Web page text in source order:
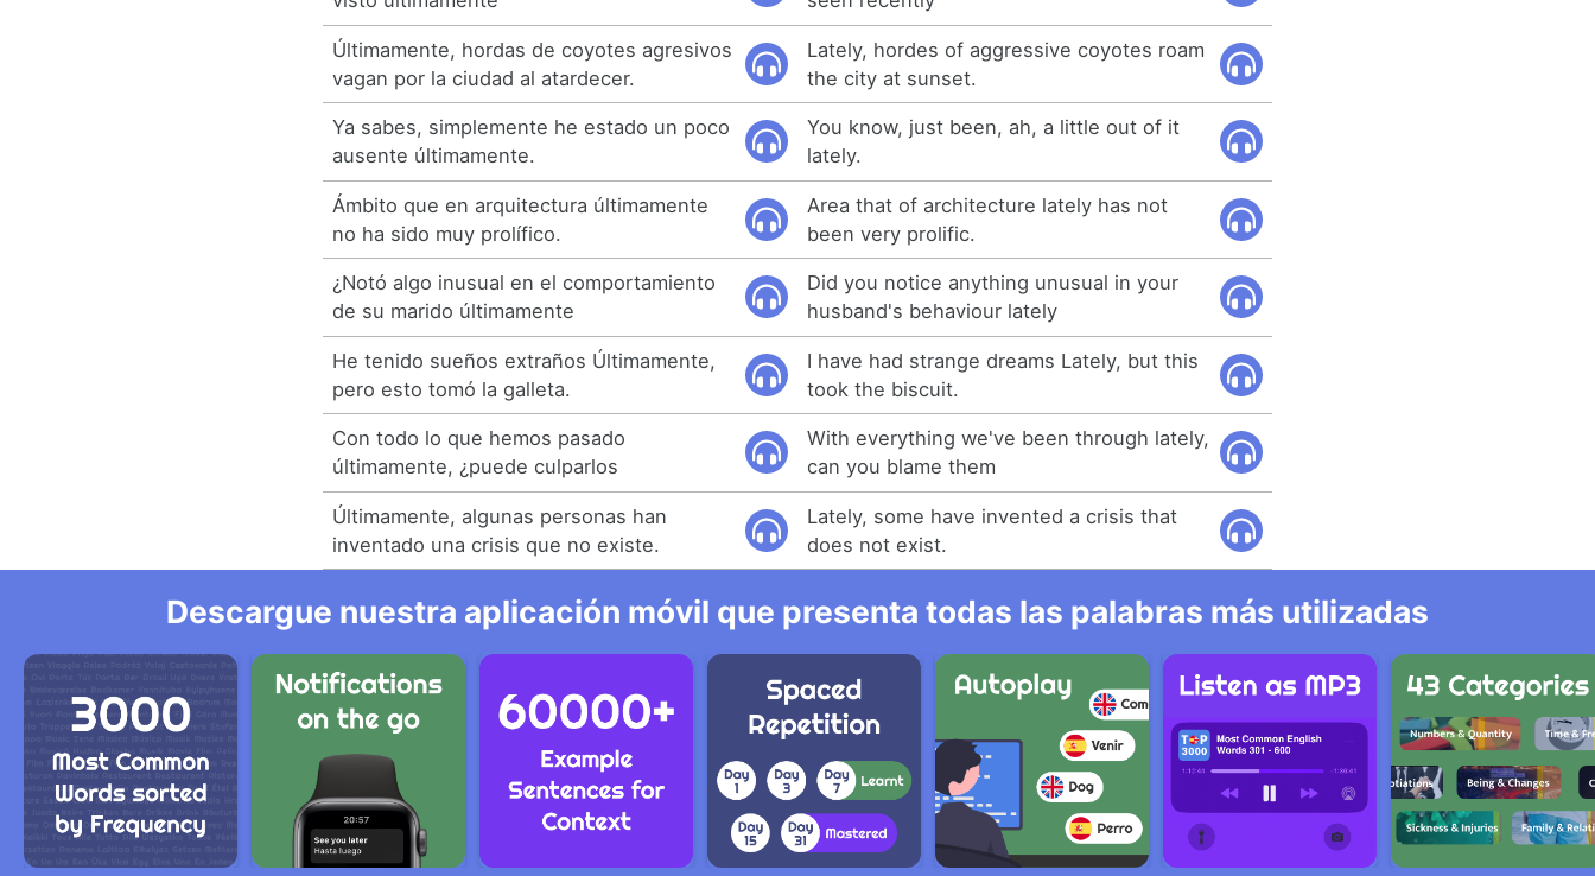
Últimamente, hordas de coyotes agresivos
vagan por la ciudad al atardecer.
Lately, hordes of aggressive coyotes roam
the city at sunset.
Ya sabes, simplemente he estado un poco
ausente últimamente.
You know, just been, ah, a little out of it
lately.
Ámbito que en arquitectura últimamente
no ha sido muy prolífico.
Area that of architecture lately has not
been very prolific.
¿Notó algo inusual en el comportamiento
de su marido últimamente
Did you notice anything unusual in your
husband's behaviour lately
He tenido sueños extraños Últimamente,
pero esto tomó la galleta.
I have had strange dreams Lately, but this
took the biscuit.
Con todo lo que hemos pasado
últimamente, ¿puede culparlos
With everything we've been through lately,
can you blame them
Últimamente, algunas personas han
inventado una crisis que no existe.
Lately, some have invented a crisis that
does not exist.
Descargue nuestra aplicación móvil que presenta todas las palabras más utilizadas